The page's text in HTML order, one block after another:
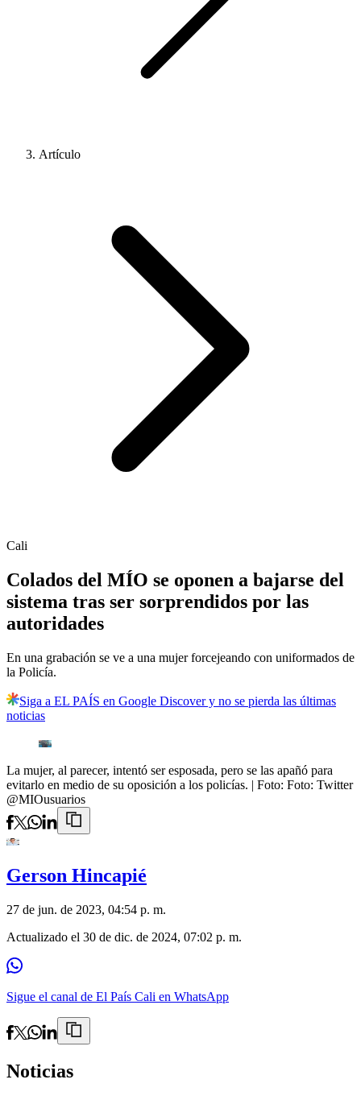
Artículo
Cali
Colados del MÍO se oponen a bajarse del
sistema tras ser sorprendidos por las
autoridades
En una grabación se ve a una mujer forcejeando con uniformados de
la Policía.
Siga a EL PAÍS en Google Discover y no se pierda las últimas
noticias
La mujer, al parecer, intentó ser esposada, pero se las apañó para
evitarlo en medio de su oposición a los policías. | Foto: Foto: Twitter
@MIOusuarios
Gerson Hincapié
27 de jun. de 2023, 04:54 p. m.
Actualizado el 30 de dic. de 2024, 07:02 p. m.
Sigue el canal de El País Cali en WhatsApp
Noticias